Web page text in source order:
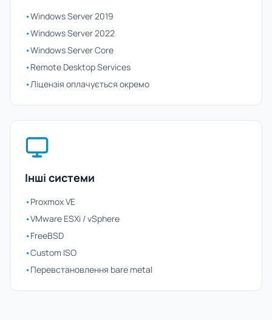
•Windows Server 2019
•Windows Server 2022
•Windows Server Core
•Remote Desktop Services
•Ліцензія оплачується окремо
Інші системи
•Proxmox VE
•VMware ESXi / vSphere
•FreeBSD
•Custom ISO
•Перевстановлення bare metal